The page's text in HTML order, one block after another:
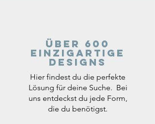
Über 600
einzigartige
Designs
Hier findest du die perfekte
Lösung für deine Suche. Bei
uns entdeckst du jede Form,
die du benötigst.